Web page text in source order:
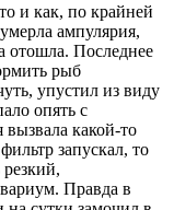
и как, по крайней
ампулярия,
отошла. Последнее
рыб
упустил из виду
опять с
какой-то
запускал, то
Правда в